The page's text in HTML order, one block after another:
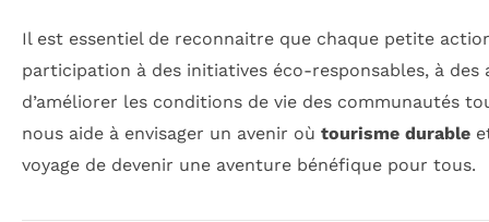
Il est essentiel de reconnaitre que chaque petite
participation à des initiatives éco-responsables, à
d’améliorer les conditions de vie des communautés
nous aide à envisager un avenir où tourisme durable
voyage de devenir une aventure bénéfique pour tous.